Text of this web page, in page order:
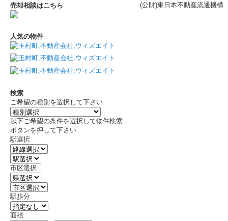
(公財)東日本不動産流通機構
売却相談はこちら
人気の物件
検索
ご希望の種別を選択して下さい
以下ご希望の条件を選択して物件検索
ボタンを押して下さい
駅選択
市区選択
駅歩分
面積